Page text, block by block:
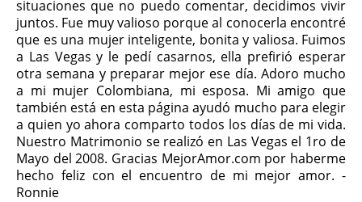
situaciones que no puedo comentar, decidimos vivir
juntos. Fue muy valioso porque al conocerla encontré
que es una mujer inteligente, bonita y valiosa. Fuimos
a Las Vegas y le pedí casarnos, ella prefirió esperar
otra semana y preparar mejor ese día. Adoro mucho
a mi mujer Colombiana, mi esposa. Mi amigo que
también está en esta página ayudó mucho para elegir
a quien yo ahora comparto todos los días de mi vida.
Nuestro Matrimonio se realizó en Las Vegas el 1ro de
Mayo del 2008. Gracias MejorAmor.com por haberme
hecho feliz con el encuentro de mi mejor amor. -
Ronnie